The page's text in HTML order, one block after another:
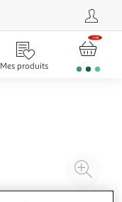
Mes produits